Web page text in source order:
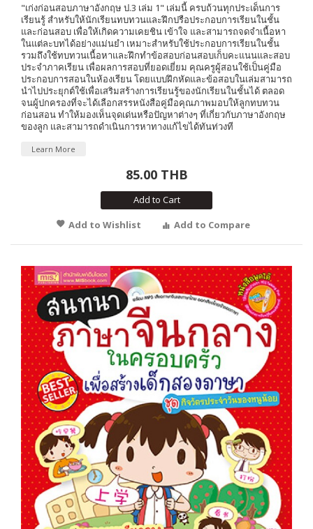
"เก่งก่อนสอบภาษาอังกฤษ ป.3 เล่ม 1" เล่มนี้ ครบถ้วนทุกประเด็นการ
เรียนรู้ สำหรับให้นักเรียนทบทวนและฝึกปรือประกอบการเรียนในชั้น
และก่อนสอบ เพื่อให้เกิดความเคยชิน เข้าใจ และสามารถจดจำเนื้อหา
ในแต่ละบทได้อย่างแม่นยำ เหมาะสำหรับใช้ประกอบการเรียนในชั้น
รวมถึงใช้ทบทวนเนื้อหาและฝึกทำข้อสอบก่อนสอบเก็บคะแนนและสอบ
ประจำภาคเรียน เพื่อผลการสอบที่ยอดเยี่ยม คุณครูผู้สอนใช้เป็นคู่มือ
ประกอบการสอนในห้องเรียน โดยแบบฝึกหัดและข้อสอบในเล่มสามารถ
นำไปประยุกต์ใช้เพื่อเสริมสร้างการเรียนรู้ของนักเรียนในชั้นได้ ตลอด
จนผู้ปกครองที่จะได้เลือกสรรหนังสือคู่มือคุณภาพมอบให้ลูกทบทวน
ก่อนสอน ทำให้มองเห็นจุดเด่นหรือปัญหาต่างๆ ที่เกี่ยวกับภาษาอังกฤษ
ของลูก และสามารถดำเนินการหาทางแก้ไขได้ทันท่วงที
Learn More
85.00 THB
Add to Cart
Add to Wishlist
Add to Compare